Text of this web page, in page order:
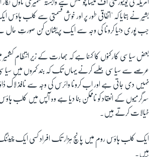
امریکہ کی یونیورسٹی آف میسا چوسٹس سے وابستہ کشمیری ناول
بشیر نے بتایا کہ "اتفاقی طور پر اور خوش قسمتی سے کلب ہاؤس
جب پوری دنیا کرونا کی وجہ سے ایک پریشان کن صورتِ حال
بعض سیاسی کارکنوں کا کہنا ہے کہ بھارت کے زیرِ انتظام
عرصے سے سیاسی جلسے کرنے یہاں تک کہ بند کمروں میں
نہیں دی جاتی ہے اور اب کرونا وائرس کی وجہ سے نافذ
سرگرمیوں کے انعقاد کو ناممکن بنا دیا ہے وہ آپس میں کلب ہاؤس
خیالات کرتے ہیں۔
ایک کلب ہاؤس روم میں پانچ ہزار تک افراد کسی ایک
ہیں۔